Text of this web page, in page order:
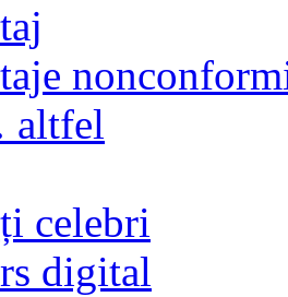
altfel
celebri
digital